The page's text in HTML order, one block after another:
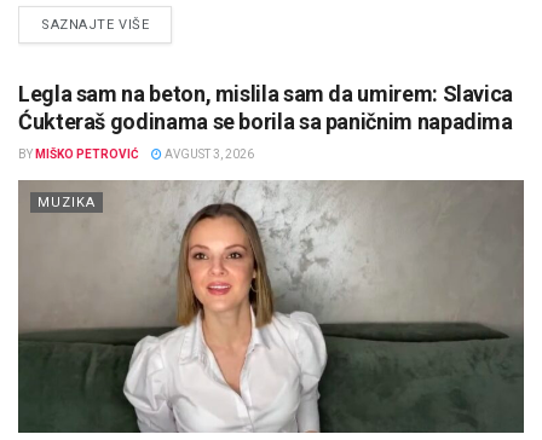
SAZNAJTE VIŠEDETAILS
Legla sam na beton, mislila sam da umirem: Slavica
Ćukteraš godinama se borila sa paničnim napadima
BY MIŠKO PETROVIĆ AVGUST 3, 2026
MUZIKA